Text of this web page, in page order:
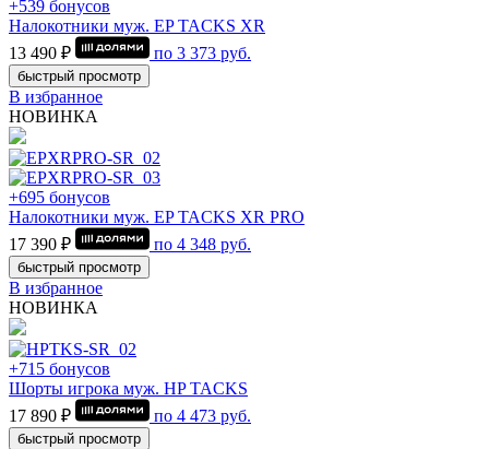
+539 бонусов
Налокотники муж. EP TACKS XR
13 490 ₽
по 3 373 руб.
быстрый просмотр
В избранное
НОВИНКА
+695 бонусов
Налокотники муж. EP TACKS XR PRO
17 390 ₽
по 4 348 руб.
быстрый просмотр
В избранное
НОВИНКА
+715 бонусов
Шорты игрока муж. HP TACKS
17 890 ₽
по 4 473 руб.
быстрый просмотр